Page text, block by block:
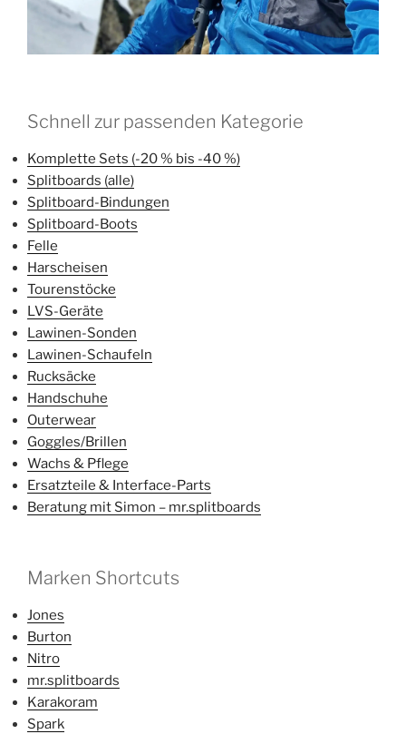
Schnell zur passenden Kategorie
Komplette Sets (-20 % bis -40 %)
Splitboards (alle)
Splitboard-Bindungen
Splitboard-Boots
Felle
Harscheisen
Tourenstöcke
LVS-Geräte
Lawinen-Sonden
Lawinen-Schaufeln
Rucksäcke
Handschuhe
Outerwear
Goggles/Brillen
Wachs & Pflege
Ersatzteile & Interface-Parts
Beratung mit Simon – mr.splitboards
Marken Shortcuts
Jones
Burton
Nitro
mr.splitboards
Karakoram
Spark